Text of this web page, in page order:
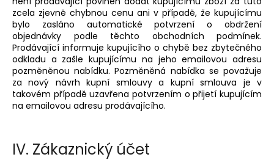
zcela zjevně chybnou cenu ani v případě, že kupujícímu
bylo zasláno automatické potvrzení o obdržení
objednávky podle těchto obchodních podmínek.
Prodávající informuje kupujícího o chybě bez zbytečného
odkladu a zašle kupujícímu na jeho emailovou adresu
pozměněnou nabídku. Pozměněná nabídka se považuje
za nový návrh kupní smlouvy a kupní smlouva je v
takovém případě uzavřena potvrzením o přijetí kupujícím
na emailovou adresu prodávajícího.
IV. Zákaznický účet